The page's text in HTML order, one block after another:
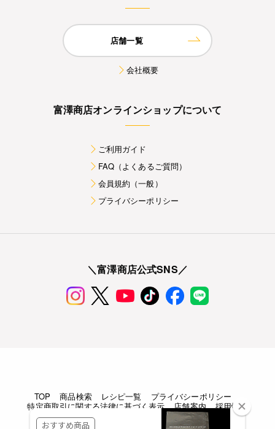
店舗一覧
会社概要
富澤商店オンラインショップについて
ご利用ガイド
FAQ（よくあるご質問）
会員規約（一般）
プライバシーポリシー
＼富澤商店公式SNS／
TOP 商品検索 レシピ一覧
プライバシーポリシー
特定商取引に関する法律に基づく表示
店舗案内 採用情報